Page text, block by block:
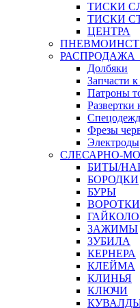
ТИСКИ
ТИСКИ
ЦЕНТРА
РАСПРОДАЖА
Долбяки
Запчасти
Патроны
Развертки
Фрезы
Электроды
СЛЕСАРНО-
БИТЫ/
БОРОДКИ
БУРЫ
ВОРОТКИ
ЗАЖИМЫ
ЗУБИЛА
КЕРНЕРА
КЛЕЙМА
КЛИНЬЯ
КЛЮЧИ